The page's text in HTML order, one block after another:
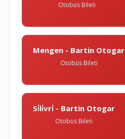
Otobüs Bileti
Mengen - Bartin Otogar
Otobüs Bileti
Si̇li̇vri̇ - Bartin Otogar
Otobüs Bileti